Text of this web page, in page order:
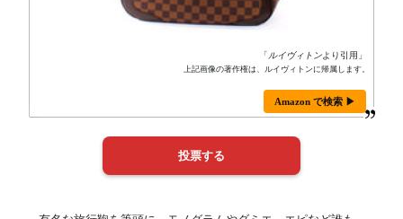
「 ルイヴィトンより引用」
上記画像の著作権は、ルイヴィトンに帰属します。
Amazon で検索 ▶